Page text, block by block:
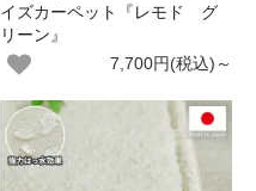
イズカーペット『レモド グ
リーン』
7,700円(税込)～